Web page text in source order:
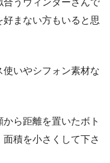
好まない方もいると思
いやシフォン素材な
ら距離を置いたボト
積を小さくして下さ